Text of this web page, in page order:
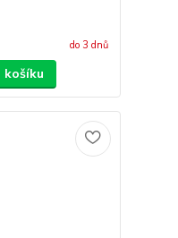
do 3 dnů
košíku